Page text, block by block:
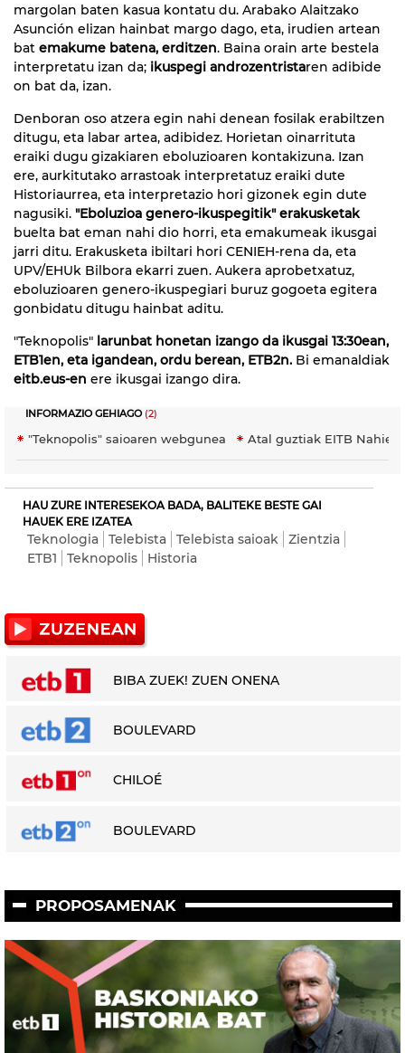
margolan baten kasua kontatu du. Arabako Alaitzako
Asunción elizan hainbat margo dago, eta, irudien artean
bat emakume batena, erditzen. Baina orain arte bestela
interpretatu izan da; ikuspegi androzentristaren adibide
on bat da, izan.
Denboran oso atzera egin nahi denean fosilak erabiltzen
ditugu, eta labar artea, adibidez. Horietan oinarrituta
eraiki dugu gizakiaren eboluzioaren kontakizuna. Izan
ere, aurkitutako arrastoak interpretatuz eraiki dute
Historiaurrea, eta interpretazio hori gizonek egin dute
nagusiki. "Eboluzioa genero-ikuspegitik" erakusketak
buelta bat eman nahi dio horri, eta emakumeak ikusgai
jarri ditu. Erakusketa ibiltari hori CENIEH-rena da, eta
UPV/EHUk Bilbora ekarri zuen. Aukera aprobetxatuz,
eboluzioaren genero-ikuspegiari buruz gogoeta egitera
gonbidatu ditugu hainbat aditu.
"Teknopolis" larunbat honetan izango da ikusgai 13:30ean,
ETB1en, eta igandean, ordu berean, ETB2n. Bi emanaldiak
eitb.eus-en ere ikusgai izango dira.
INFORMAZIO GEHIAGO(2)
"Teknopolis" saioaren webgunea Atal guztiak EITB
HAU ZURE INTERESEKOA BADA, BALITEKE BESTE GAI
HAUEK ERE IZATEA
Teknologia Telebista Telebista saioak
Zientzia
ETB1
Teknopolis Historia
BIBA ZUEK! ZUEN ONENA
BOULEVARD
CHILOÉ
BOULEVARD
PROPOSAMENAK